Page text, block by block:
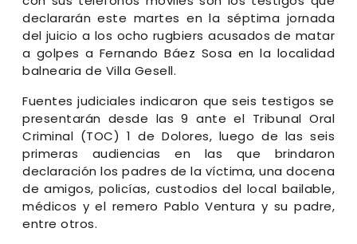
declararán este martes en la séptima jornada
del juicio a los ocho rugbiers acusados de matar
a golpes a Fernando Báez Sosa en la localidad
balnearia de Villa Gesell.
Fuentes judiciales indicaron que seis testigos se
presentarán desde las 9 ante el Tribunal Oral
Criminal (TOC) 1 de Dolores, luego de las seis
primeras audiencias en las que brindaron
declaración los padres de la víctima, una docena
de amigos, policías, custodios del local bailable,
médicos y el remero Pablo Ventura y su padre,
entre otros.